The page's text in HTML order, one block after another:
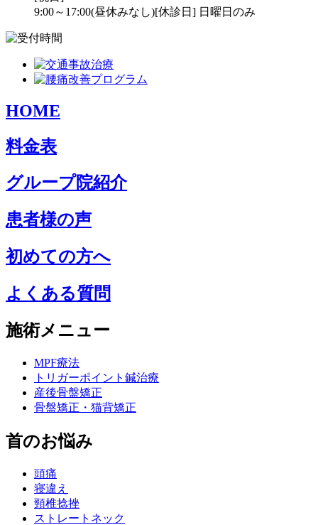
9:00～17:00(昼休みなし)[休診日] 日曜日のみ
HOME
料金表
グループ院紹介
患者様の声
初めての方へ
よくある質問
施術メニュー
MPF療法
トリガーポイント鍼治療
産後骨盤矯正
骨盤矯正・猫背矯正
首のお悩み
頭痛
寝違え
頸椎捻挫
ストレートネック